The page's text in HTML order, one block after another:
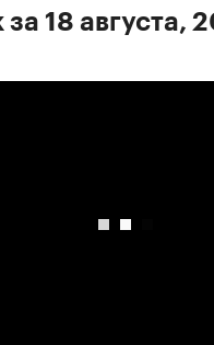
за 18 августа,